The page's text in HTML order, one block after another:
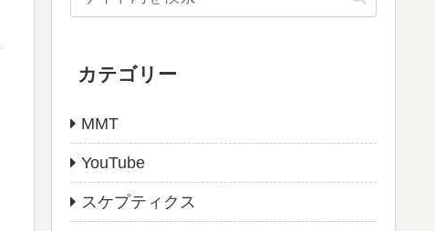
カテゴリー
MMT
YouTube
スケプティクス